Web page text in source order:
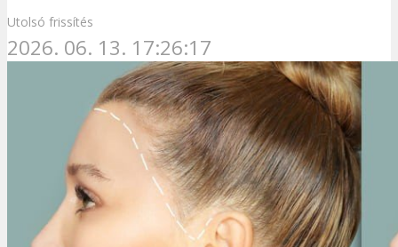
Utolsó frissítés
2026. 06. 13. 17:26:17